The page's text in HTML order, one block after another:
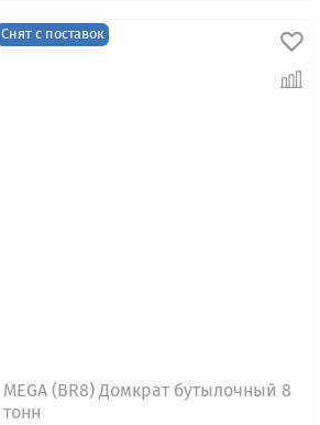
Снят с поставок
MEGA (BR8) Домкрат бутылочный 8
тонн